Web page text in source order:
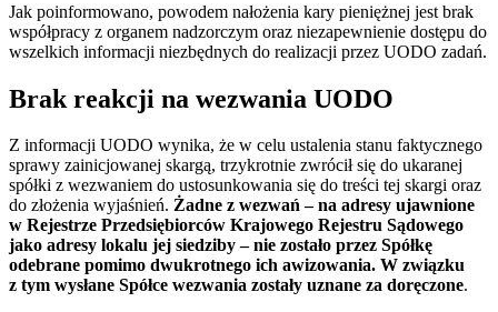
Jak poinformowano, powodem nałożenia kary pieniężnej jest brak
współpracy z organem nadzorczym oraz niezapewnienie dostępu do
wszelkich informacji niezbędnych do realizacji przez UODO zadań.
Brak reakcji na wezwania UODO
Z informacji UODO wynika, że w celu ustalenia stanu faktycznego
sprawy zainicjowanej skargą, trzykrotnie zwrócił się do ukaranej
spółki z wezwaniem do ustosunkowania się do treści tej skargi oraz
do złożenia wyjaśnień. Żadne z wezwań – na adresy ujawnione
w Rejestrze Przedsiębiorców Krajowego Rejestru Sądowego
jako adresy lokalu jej siedziby – nie zostało przez Spółkę
odebrane pomimo dwukrotnego ich awizowania. W związku
z tym wysłane Spółce wezwania zostały uznane za doręczone.